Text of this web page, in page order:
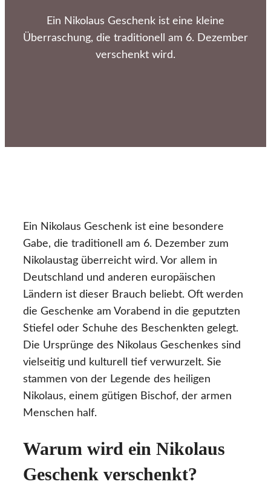
Ein Nikolaus Geschenk ist eine kleine
Überraschung, die traditionell am 6. Dezember
verschenkt wird.
Ein Nikolaus Geschenk ist eine besondere
Gabe, die traditionell am 6. Dezember zum
Nikolaustag überreicht wird. Vor allem in
Deutschland und anderen europäischen
Ländern ist dieser Brauch beliebt. Oft werden
die Geschenke am Vorabend in die geputzten
Stiefel oder Schuhe des Beschenkten gelegt.
Die Ursprünge des Nikolaus Geschenkes sind
vielseitig und kulturell tief verwurzelt. Sie
stammen von der Legende des heiligen
Nikolaus, einem gütigen Bischof, der armen
Menschen half.
Warum wird ein Nikolaus
Geschenk verschenkt?